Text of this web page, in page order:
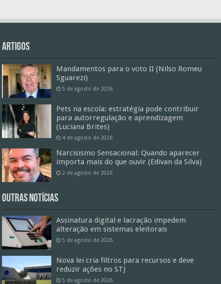
Artigos
Mandamentos para o voto II (Nilso Romeu
Sguarezi)
5 de agosto de 2026
Pets na escola: estratégia pode contribuir
para autorregulação e aprendizagem
(Luciana Brites)
4 de agosto de 2026
Narcisismo Sensacional: Quando aparecer
importa mais do que ouvir (Edivan da Silva)
2 de agosto de 2026
Outras Notícias
Assinatura digital e lacração impedem
alteração em sistemas eleitorais
5 de agosto de 2026
Nova lei cria filtros para recursos e deve
reduzir ações no STJ
5 de agosto de 2026